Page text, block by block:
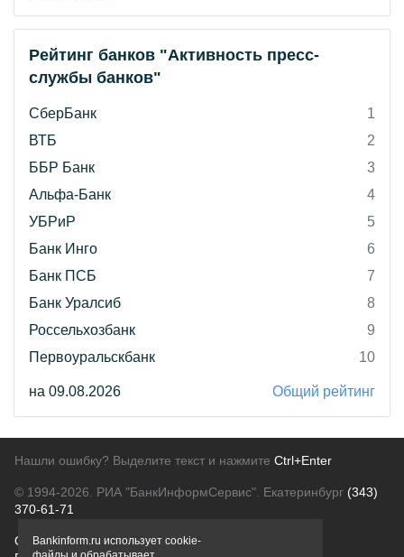
Рейтинг банков "Активность пресс-
службы банков"
СберБанк
1
ВТБ
2
ББР Банк
3
Альфа-Банк
4
УБРиР
5
Банк Инго
6
Банк ПСБ
7
Банк Уралсиб
8
Россельхозбанк
9
Первоуральскбанк
10
на 09.08.2026 Общий рейтинг
Нашли ошибку? Выделите текст и нажмите Ctrl+Enter
© 1994-2026. РИА "БанкИнформСервис". Екатеринбург (343)
370-61-71
О проектеПолитика конфиденциальности
Bankinform.ru использует cookie-